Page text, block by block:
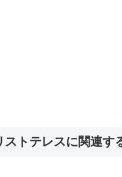
ストテレスに関連す